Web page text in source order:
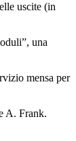
uscite (in
una
mensa per
A. Frank.